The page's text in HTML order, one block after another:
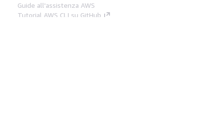
Guide all'assistenza AWS
Tutorial AWS CLI su GitHub